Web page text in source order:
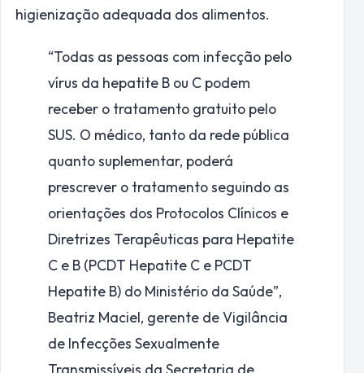
higienização adequada dos alimentos.
“Todas as pessoas com infecção pelo
vírus da hepatite B ou C podem
receber o tratamento gratuito pelo
SUS. O médico, tanto da rede pública
quanto suplementar, poderá
prescrever o tratamento seguindo as
orientações dos Protocolos Clínicos e
Diretrizes Terapêuticas para Hepatite
C e B (PCDT Hepatite C e PCDT
Hepatite B) do Ministério da Saúde”,
Beatriz Maciel, gerente de Vigilância
de Infecções Sexualmente